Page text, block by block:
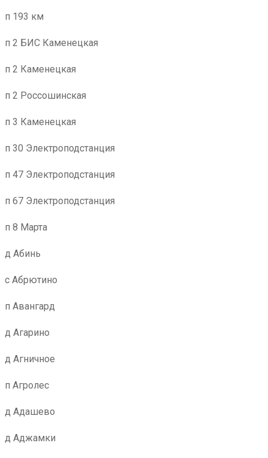
п 193 км
п 2 БИС Каменецкая
п 2 Каменецкая
п 2 Россошинская
п 3 Каменецкая
п 30 Электроподстанция
п 47 Электроподстанция
п 67 Электроподстанция
п 8 Марта
д Абинь
с Абрютино
п Авангард
д Агарино
д Агничное
п Агролес
д Адашево
д Аджамки